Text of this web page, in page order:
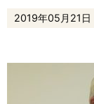
2019年05月21日